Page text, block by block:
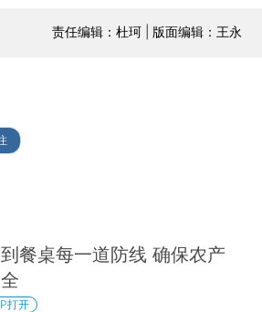
责任编辑：杜珂 | 版面编辑：王永
餐桌每一道防线 确保农产
打开